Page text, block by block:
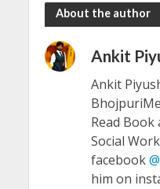
About the author
Ankit
Ankit
Read Book
Social
facebook
him on